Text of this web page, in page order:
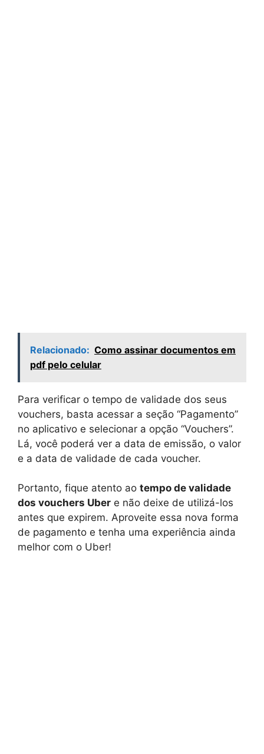
Relacionado: Como assinar documentos em
pdf pelo celular
Para verificar o tempo de validade dos seus
vouchers, basta acessar a seção “Pagamento”
no aplicativo e selecionar a opção “Vouchers”.
Lá, você poderá ver a data de emissão, o valor
e a data de validade de cada voucher.
Portanto, fique atento ao tempo de validade
dos vouchers Uber e não deixe de utilizá-los
antes que expirem. Aproveite essa nova forma
de pagamento e tenha uma experiência ainda
melhor com o Uber!